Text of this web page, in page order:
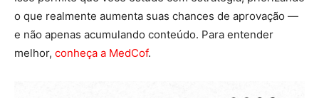
o que realmente aumenta suas chances de aprovação —
e não apenas acumulando conteúdo. Para entender
melhor, conheça a MedCof.